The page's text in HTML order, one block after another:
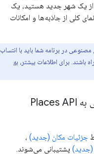
از یک شهر جدید هستید، یک
کلی از جاذبه‌ها و امکانات
در برنامه شما باید با انتساب
باشند. برای اطلاعات بیشتر، به
ویژگی‌های مبتنی بر هوش مصنوعی به Places API
جزئیات مکان (جدید) ،
پشتیبانی می‌شوند.